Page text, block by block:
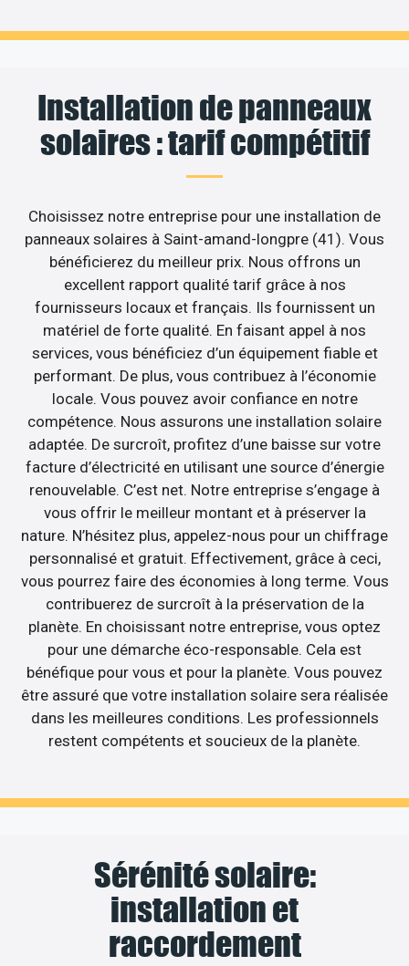
Installation de panneaux
solaires : tarif compétitif
Choisissez notre entreprise pour une installation de
panneaux solaires à Saint-amand-longpre (41). Vous
bénéficierez du meilleur prix. Nous offrons un
excellent rapport qualité tarif grâce à nos
fournisseurs locaux et français. Ils fournissent un
matériel de forte qualité. En faisant appel à nos
services, vous bénéficiez d’un équipement fiable et
performant. De plus, vous contribuez à l’économie
locale. Vous pouvez avoir confiance en notre
compétence. Nous assurons une installation solaire
adaptée. De surcroît, profitez d’une baisse sur votre
facture d’électricité en utilisant une source d’énergie
renouvelable. C’est net. Notre entreprise s’engage à
vous offrir le meilleur montant et à préserver la
nature. N’hésitez plus, appelez-nous pour un chiffrage
personnalisé et gratuit. Effectivement, grâce à ceci,
vous pourrez faire des économies à long terme. Vous
contribuerez de surcroît à la préservation de la
planète. En choisissant notre entreprise, vous optez
pour une démarche éco-responsable. Cela est
bénéfique pour vous et pour la planète. Vous pouvez
être assuré que votre installation solaire sera réalisée
dans les meilleures conditions. Les professionnels
restent compétents et soucieux de la planète.
Sérénité solaire:
installation et
raccordement